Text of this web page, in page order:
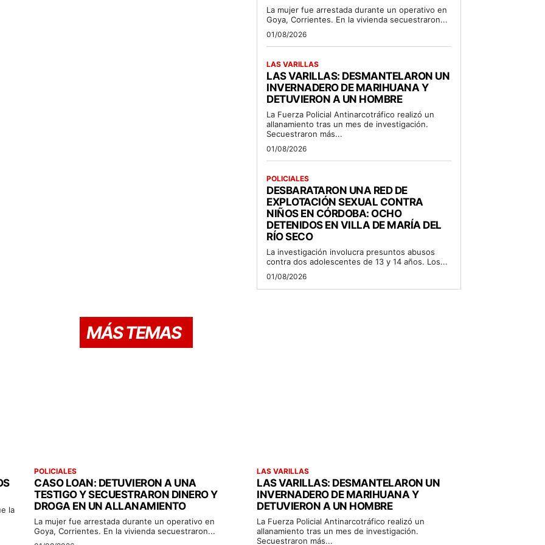
La mujer fue arrestada durante un operativo en
Goya, Corrientes. En la vivienda secuestraron...
01/08/2026
LAS VARILLAS
LAS VARILLAS: DESMANTELARON UN
INVERNADERO DE MARIHUANA Y
DETUVIERON A UN HOMBRE
La Fuerza Policial Antinarcotráfico realizó un
allanamiento tras un mes de investigación.
Secuestraron más...
01/08/2026
POLICIALES
DESBARATARON UNA RED DE
EXPLOTACIÓN SEXUAL CONTRA
NIÑOS EN CÓRDOBA: OCHO
DETENIDOS EN VILLA DE MARÍA DEL
RÍO SECO
La investigación involucra presuntos abusos
contra dos adolescentes de 13 y 14 años. Los...
01/08/2026
MÁS TEMAS
la
POLICIALES
CASO LOAN: DETUVIERON A UNA
TESTIGO Y SECUESTRARON DINERO Y
DROGA EN UN ALLANAMIENTO
La mujer fue arrestada durante un operativo en
Goya, Corrientes. En la vivienda secuestraron...
LAS VARILLAS
LAS VARILLAS: DESMANTELARON UN
INVERNADERO DE MARIHUANA Y
DETUVIERON A UN HOMBRE
La Fuerza Policial Antinarcotráfico realizó un
allanamiento tras un mes de investigación.
Secuestraron más...